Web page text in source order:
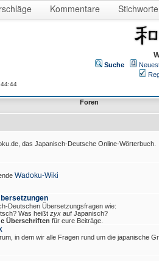
Kommentare Stichworte
Suche
Foren
das Japanisch-Deutsche Online-Wörterbuch.
Wadoku-Wiki
Deutschen Übersetzungsfragen wie:
Was heißt zyx auf Japanisch?
Überschriften für eure Beiträge.
in dem wir alle Fragen rund um die japanische